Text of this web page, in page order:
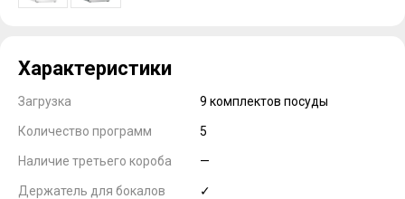
Характеристики
Загрузка 9 комплектов посуды
Количество программ 5
Наличие третьего короба —
Держатель для бокалов ✓